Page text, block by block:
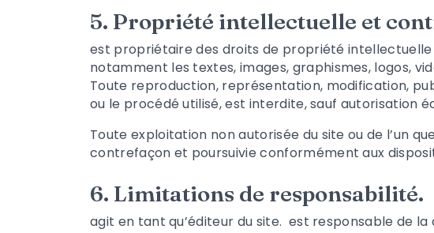
5. Propriété intellectuelle et
est propriétaire des droits de propriété intellectuelle
notamment les textes, images, graphismes, logos,
Toute reproduction, représentation, modification,
ou le procédé utilisé, est interdite, sauf autorisation
Toute exploitation non autorisée du site ou de l’un
contrefaçon et poursuivie conformément aux
6. Limitations de responsabilité.
agit en tant qu’éditeur du site. est responsable de la